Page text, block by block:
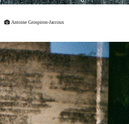
Antoine Grospiron-Jaccoux